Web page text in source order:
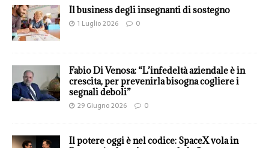
Il business degli insegnanti di sostegno
1 Luglio 2026 0
Fabio Di Venosa: “L’infedeltà aziendale è in
crescita, per prevenirla bisogna cogliere i
segnali deboli”
29 Giugno 2026 0
Il potere oggi è nel codice: SpaceX vola in